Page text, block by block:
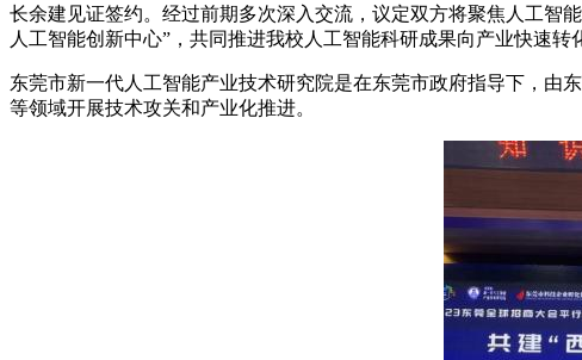
长余建见证签约。经过前期多次深入交流，议定双方将聚焦人工智
人工智能创新中心”，共同推进我校人工智能科研成果向产业快速
东莞市新一代人工智能产业技术研究院是在东莞市政府指导下，由
等领域开展技术攻关和产业化推进。